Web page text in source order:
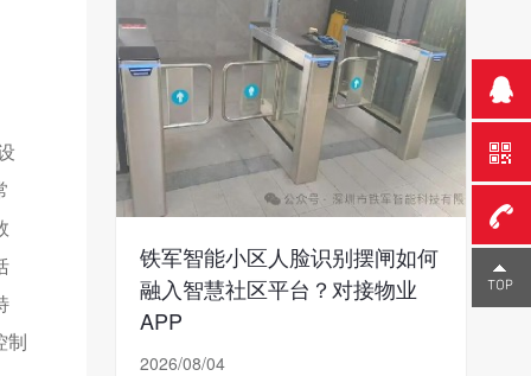
制
铁军智能小区人脸识别摆闸如何
融入智慧社区平台？对接物业
APP
2026/08/04
0755-